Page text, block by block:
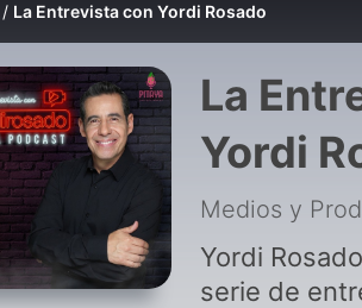
La Entrevista con Yordi Rosado
La
Yordi
Medios y
Yordi
serie de